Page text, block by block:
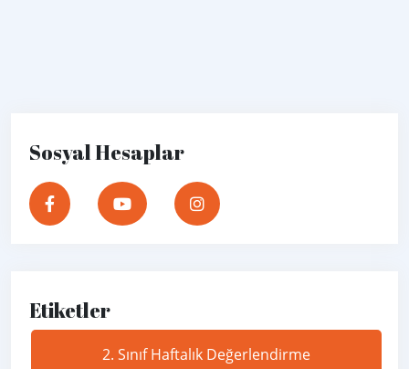
Sosyal Hesaplar
Etiketler
2. Sınıf Haftalık Değerlendirme